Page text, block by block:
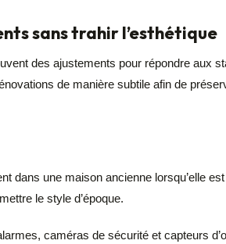
sans trahir l’esthétique
des ajustements pour répondre aux
de manière subtile afin de
dans une maison ancienne lorsqu’elle
le style d’époque.
caméras de sécurité et capteurs